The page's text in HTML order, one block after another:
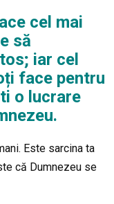
cel mai
să
iar cel
face pentru
o lucrare
Este sarcina ta
că Dumnezeu se